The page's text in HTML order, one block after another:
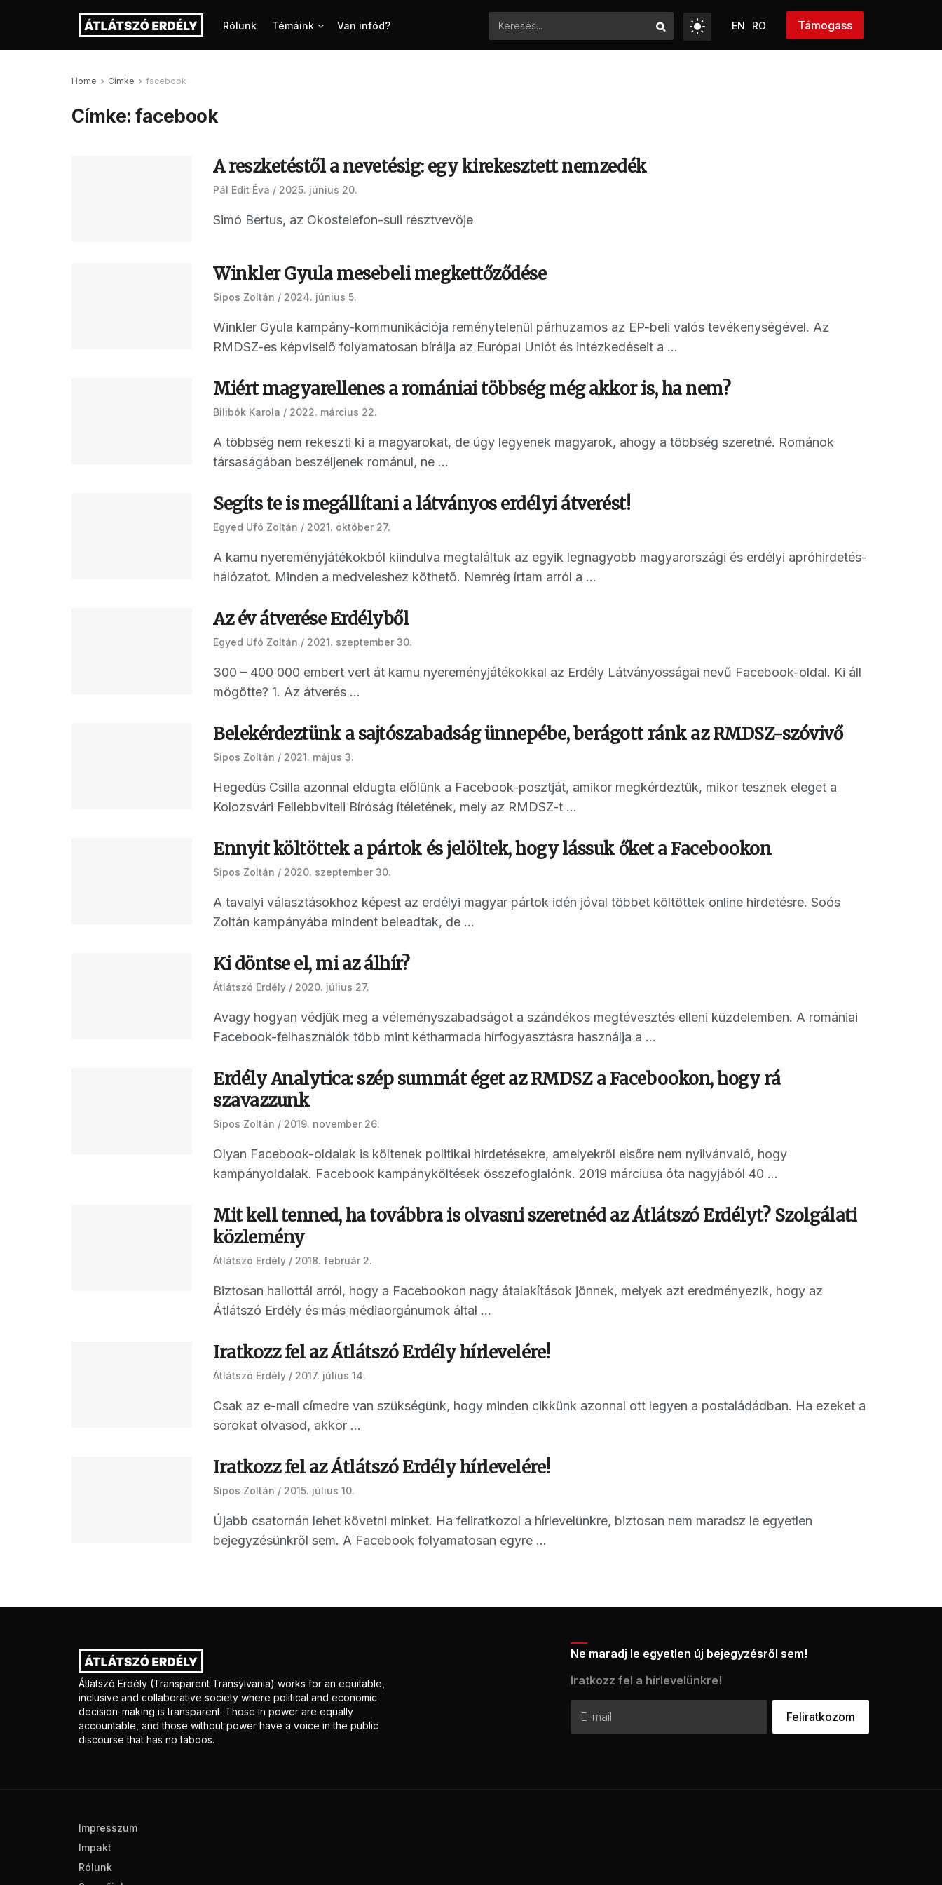
Rólunk Témáink Van infód? EN RO Támogass
Home Címke facebook
Címke:facebook
A reszketéstől a nevetésig: egy kirekesztett nemzedék
Pál Edit Éva 2025. június 20.
Simó Bertus, az Okostelefon-suli résztvevője
Winkler Gyula mesebeli megkettőződése
Sipos Zoltán 2024. június 5.
Winkler Gyula kampány-kommunikációja reménytelenül párhuzamos az EP-beli valós tevékenységével. Az
RMDSZ-es képviselő folyamatosan bírálja az Európai Uniót és intézkedéseit a ...
Miért magyarellenes a romániai többség még akkor is, ha nem?
Bilibók Karola 2022. március 22.
A többség nem rekeszti ki a magyarokat, de úgy legyenek magyarok, ahogy a többség szeretné. Románok
társaságában beszéljenek románul, ne ...
Segíts te is megállítani a látványos erdélyi átverést!
Egyed Ufó Zoltán 2021. október 27.
A kamu nyereményjátékokból kiindulva megtaláltuk az egyik legnagyobb magyarországi és erdélyi apróhirdetés-
hálózatot. Minden a medveleshez köthető. Nemrég írtam arról a ...
Az év átverése Erdélyből
Egyed Ufó Zoltán 2021. szeptember 30.
300 – 400 000 embert vert át kamu nyereményjátékokkal az Erdély Látványosságai nevű Facebook-oldal. Ki áll
mögötte? 1. Az átverés ...
Belekérdeztünk a sajtószabadság ünnepébe, berágott ránk az RMDSZ-szóvivő
Sipos Zoltán 2021. május 3.
Hegedüs Csilla azonnal eldugta előlünk a Facebook-posztját, amikor megkérdeztük, mikor tesznek eleget a
Kolozsvári Fellebbviteli Bíróság ítéletének, mely az RMDSZ-t ...
Ennyit költöttek a pártok és jelöltek, hogy lássuk őket a Facebookon
Sipos Zoltán 2020. szeptember 30.
A tavalyi választásokhoz képest az erdélyi magyar pártok idén jóval többet költöttek online hirdetésre. Soós
Zoltán kampányába mindent beleadtak, de ...
Ki döntse el, mi az álhír?
Átlátszó Erdély 2020. július 27.
Avagy hogyan védjük meg a véleményszabadságot a szándékos megtévesztés elleni küzdelemben. A romániai
Facebook-felhasználók több mint kétharmada hírfogyasztásra használja a ...
Erdély Analytica: szép summát éget az RMDSZ a Facebookon, hogy rá
szavazzunk
Sipos Zoltán 2019. november 26.
Olyan Facebook-oldalak is költenek politikai hirdetésekre, amelyekről elsőre nem nyilvánvaló, hogy
kampányoldalak. Facebook kampányköltések összefoglalónk. 2019 márciusa óta nagyjából 40 ...
Mit kell tenned, ha továbbra is olvasni szeretnéd az Átlátszó Erdélyt? Szolgálati
közlemény
Átlátszó Erdély 2018. február 2.
Biztosan hallottál arról, hogy a Facebookon nagy átalakítások jönnek, melyek azt eredményezik, hogy az
Átlátszó Erdély és más médiaorgánumok által ...
Iratkozz fel az Átlátszó Erdély hírlevelére!
Átlátszó Erdély 2017. július 14.
Csak az e-mail címedre van szükségünk, hogy minden cikkünk azonnal ott legyen a postaládádban. Ha ezeket a
sorokat olvasod, akkor ...
Iratkozz fel az Átlátszó Erdély hírlevelére!
Sipos Zoltán 2015. július 10.
Újabb csatornán lehet követni minket. Ha feliratkozol a hírlevelünkre, biztosan nem maradsz le egyetlen
bejegyzésünkről sem. A Facebook folyamatosan egyre ...
Átlátszó Erdély (Transparent Transylvania) works for an equitable,
inclusive and collaborative society where political and economic
decision-making is transparent. Those in power are equally
accountable, and those without power have a voice in the public
discourse that has no taboos.
Ne maradj le egyetlen új bejegyzésről sem!
Iratkozz fel a hírlevelünkre!
Impresszum
Impakt
Rólunk